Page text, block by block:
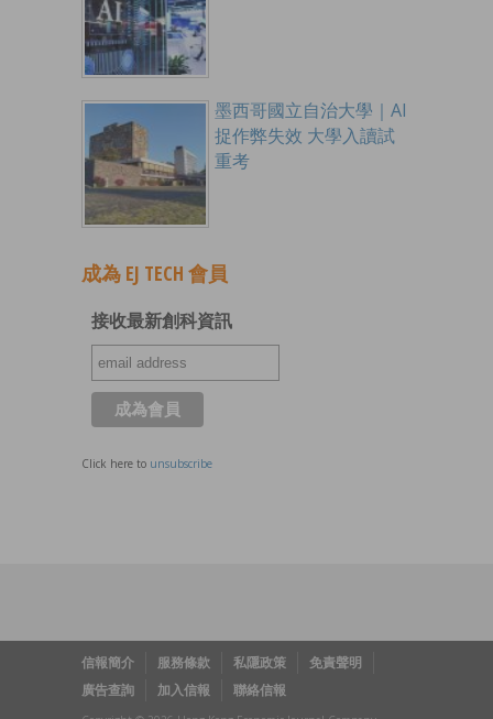
墨西哥國立自治大學｜AI
捉作弊失效 大學入讀試
重考
成為 EJ TECH 會員
接收最新創科資訊
Click here to unsubscribe
信報簡介 服務條款 私隱政策
免責聲明
廣告查詢
加入信報 聯絡信報